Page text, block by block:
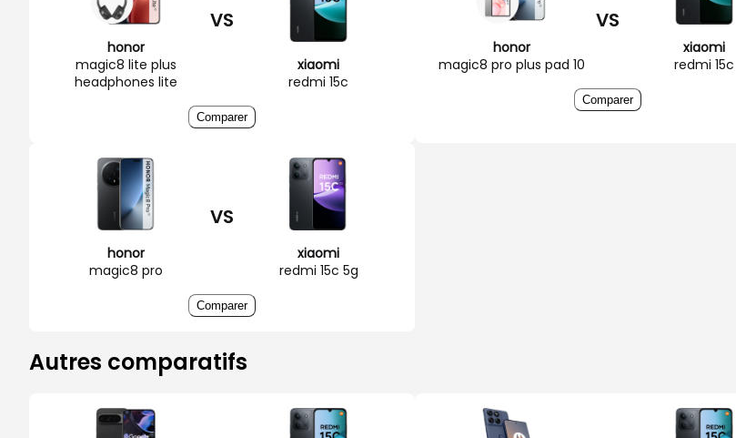
honor
magic8 lite plus
headphones lite
VS
xiaomi
redmi 15c
Comparer
honor
magic8 pro plus pad 10
VS
xiaomi
redmi 15c
Comparer
honor
magic8 pro
VS
xiaomi
redmi 15c 5g
Comparer
Autres comparatifs